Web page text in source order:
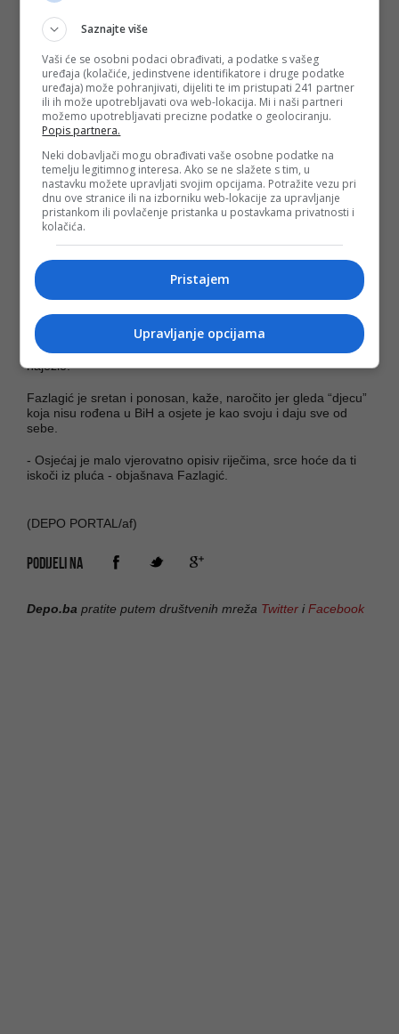
Meksiku, “Zmajevi” su sada među 32 najbolje ekipe, dok će
u četvrtak u 02:00 iza ponoći odmjeriti snage s jednim od
domaćina, selekcijom Sjedinjenih Američkih Država u borbi
za plasman u osminu finala prvenstva.
- Stadion će biti pun, sigurno će biti veliki pritisak- kaže nam
Vedin Musić, ali prognozira pobjedu.
- Ovo što momci pokazuju i što su pokazali do sada, mislim
da se možemo nositi i da će odraditi na najbolji mogući
način. Mislim da imamo šanse. Možemo proći i u naredni
krug - siguran je.
S njim sa slaže i Hrnjić.
- Da mogu vratiti godine unazad, bio bih najsretniji čovjek na
svijetu, uzorao bih teren, ali bi pobijedili, a nadam se da će i
ovi momci”, govori nam Hrnjić dok navlači svoju “desetku”
kao prije 31 godinu.
“Godine su ipak učinile svoje”, našalio se i opet, po ko zna
koji put tokom razgovora, ponavlja: “Evo opet sam se
naježio.”
Fazlagić je sretan i ponosan, kaže, naročito jer gleda “djecu”
koja nisu rođena u BiH a osjete je kao svoju i daju sve od
sebe.
- Osjećaj je malo vjerovatno opisiv riječima, srce hoće da ti
iskoči iz pluća - objašnava Fazlagić.
(DEPO PORTAL/af)
PODIJELI NA
Depo.ba pratite putem društvenih mreža Twitter iFacebook
Saznajte više
Vaši će se osobni podaci obrađivati, a podatke s vašeg
uređaja (kolačiće, jedinstvene identifikatore i druge podatke
uređaja) može pohranjivati, dijeliti te im pristupati 241 partner
ili ih može upotrebljavati ova web-lokacija. Mi i naši partneri
možemo upotrebljavati precizne podatke o geolociranju.
Popis partnera.
Neki dobavljači mogu obrađivati vaše osobne podatke na
temelju legitimnog interesa. Ako se ne slažete s tim, u
nastavku možete upravljati svojim opcijama. Potražite vezu pri
dnu ove stranice ili na izborniku web-lokacije za upravljanje
pristankom ili povlačenje pristanka u postavkama privatnosti i
kolačića.
Pristajem
Upravljanje opcijama